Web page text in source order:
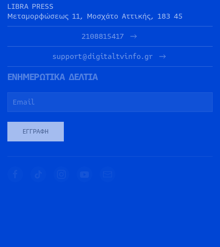
LIBRA PRESS
Μεταμορφώσεως 11, Μοσχάτο Αττικής, 183 45
2108815417
support@digitaltvinfo.gr
ΕΝΗΜΕΡΩΤΙΚΑ ΔΕΛΤΙΑ
ΕΓΓΡΑΦΉ